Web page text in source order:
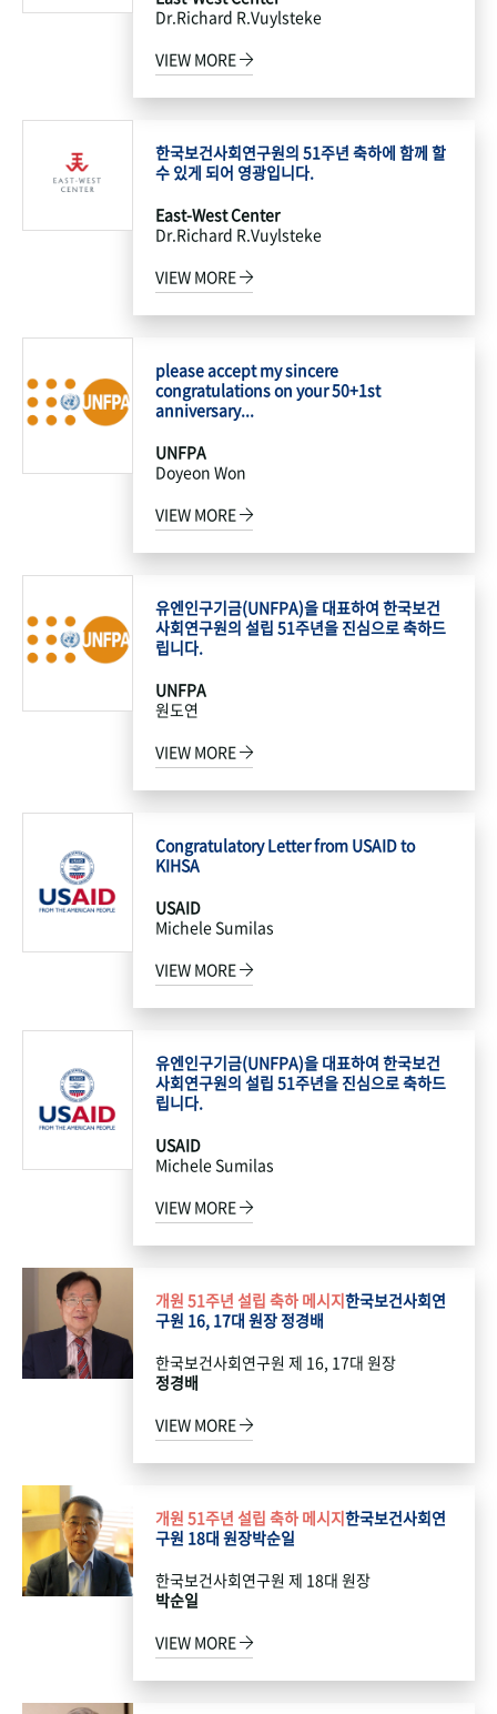
Dr.Richard R.Vuylsteke
VIEW MORE
한국보건사회연구원의 51주년 축하에 함께 할
수 있게 되어 영광입니다.
East-West Center
Dr.Richard R.Vuylsteke
VIEW MORE
please accept my sincere
congratulations on your 50+1st
anniversary...
UNFPA
Doyeon Won
VIEW MORE
유엔인구기금(UNFPA)을 대표하여 한국보건
사회연구원의 설립 51주년을 진심으로 축하드
립니다.
UNFPA
원도연
VIEW MORE
Congratulatory Letter from USAID to
KIHSA
USAID
Michele Sumilas
VIEW MORE
유엔인구기금(UNFPA)을 대표하여 한국보건
사회연구원의 설립 51주년을 진심으로 축하드
립니다.
USAID
Michele Sumilas
VIEW MORE
개원 51주년 설립 축하 메시지한국보건사회연
구원 16, 17대 원장 정경배
한국보건사회연구원 제 16, 17대 원장
정경배
VIEW MORE
개원 51주년 설립 축하 메시지한국보건사회연
구원 18대 원장박순일
한국보건사회연구원 제 18대 원장
박순일
VIEW MORE